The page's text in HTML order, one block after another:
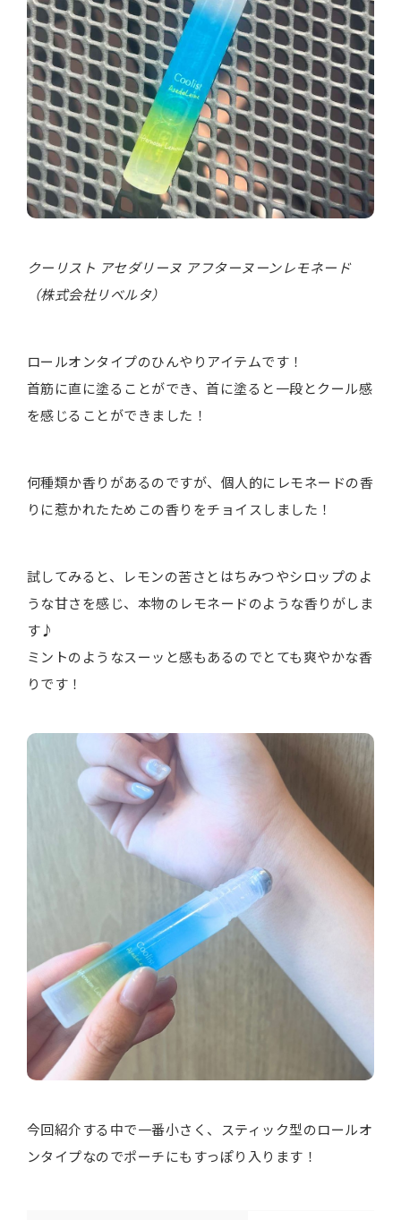
クーリスト アセダリーヌ アフターヌーンレモネード
（株式会社リベルタ）
ロールオンタイプのひんやりアイテムです！
首筋に直に塗ることができ、首に塗ると一段とクール感
を感じることができました！
何種類か香りがあるのですが、個人的にレモネードの香
りに惹かれたためこの香りをチョイスしました！
試してみると、レモンの苦さとはちみつやシロップのよ
うな甘さを感じ、本物のレモネードのような香りがしま
す♪
ミントのようなスーッと感もあるのでとても爽やかな香
りです！
今回紹介する中で一番小さく、スティック型のロールオ
ンタイプなのでポーチにもすっぽり入ります！